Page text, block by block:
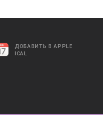
ДОБАВИТЬ В APPLE
ICAL